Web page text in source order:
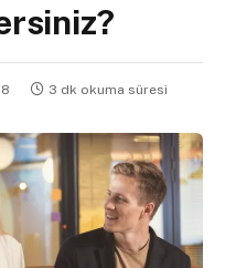
3 dk okuma süresi